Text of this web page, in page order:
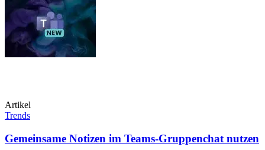
Artikel
Trends
Gemeinsame Notizen im Teams-Gruppenchat nutzen